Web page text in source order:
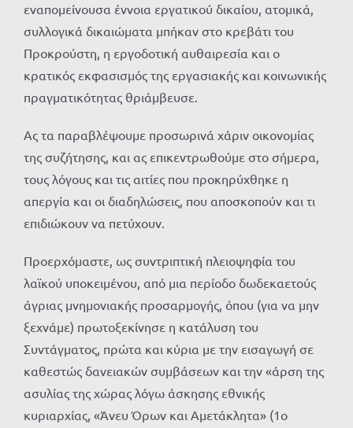
εναπομείνουσα έννοια εργατικού δικαίου, ατομικά,
συλλογικά δικαιώματα μπήκαν στο κρεβάτι του
Προκρούστη, η εργοδοτική αυθαιρεσία και ο
κρατικός εκφασισμός της εργασιακής και κοινωνικής
πραγματικότητας θριάμβευσε.
Ας τα παραβλέψουμε προσωρινά χάριν οικονομίας
της συζήτησης, και ας επικεντρωθούμε στο σήμερα,
τους λόγους και τις αιτίες που προκηρύχθηκε η
απεργία και οι διαδηλώσεις, που αποσκοπούν και τι
επιδιώκουν να πετύχουν.
Προερχόμαστε, ως συντριπτική πλειοψηφία του
λαϊκού υποκειμένου, από μια περίοδο δωδεκαετούς
άγριας μνημονιακής προσαρμογής, όπου (για να μην
ξεχνάμε) πρωτοξεκίνησε η κατάλυση του
Συντάγματος, πρώτα και κύρια με την εισαγωγή σε
καθεστώς δανειακών συμβάσεων και την «άρση της
ασυλίας της χώρας λόγω άσκησης εθνικής
κυριαρχίας, «Άνευ Όρων και Αμετάκλητα» (1ο